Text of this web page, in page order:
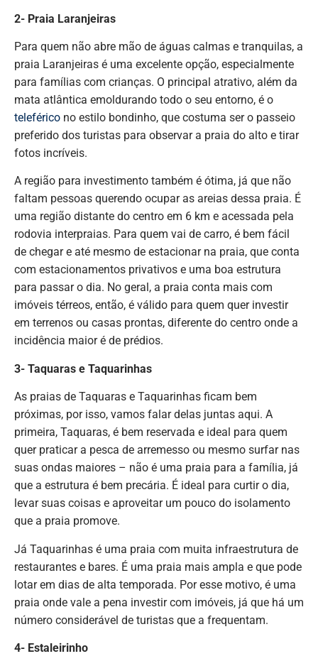
2- Praia Laranjeiras
Para quem não abre mão de águas calmas e tranquilas, a
praia Laranjeiras é uma excelente opção, especialmente
para famílias com crianças. O principal atrativo, além da
mata atlântica emoldurando todo o seu entorno, é o
teleférico no estilo bondinho, que costuma ser o passeio
preferido dos turistas para observar a praia do alto e tirar
fotos incríveis.
A região para investimento também é ótima, já que não
faltam pessoas querendo ocupar as areias dessa praia. É
uma região distante do centro em 6 km e acessada pela
rodovia interpraias. Para quem vai de carro, é bem fácil
de chegar e até mesmo de estacionar na praia, que conta
com estacionamentos privativos e uma boa estrutura
para passar o dia. No geral, a praia conta mais com
imóveis térreos, então, é válido para quem quer investir
em terrenos ou casas prontas, diferente do centro onde a
incidência maior é de prédios.
3- Taquaras e Taquarinhas
As praias de Taquaras e Taquarinhas ficam bem
próximas, por isso, vamos falar delas juntas aqui. A
primeira, Taquaras, é bem reservada e ideal para quem
quer praticar a pesca de arremesso ou mesmo surfar nas
suas ondas maiores – não é uma praia para a família, já
que a estrutura é bem precária. É ideal para curtir o dia,
levar suas coisas e aproveitar um pouco do isolamento
que a praia promove.
Já Taquarinhas é uma praia com muita infraestrutura de
restaurantes e bares. É uma praia mais ampla e que pode
lotar em dias de alta temporada. Por esse motivo, é uma
praia onde vale a pena investir com imóveis, já que há um
número considerável de turistas que a frequentam.
4- Estaleirinho